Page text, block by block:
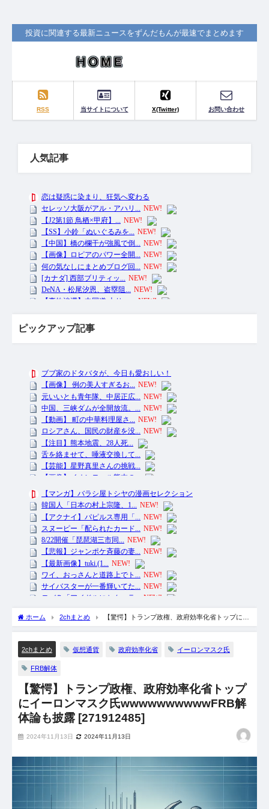
投資に関連する最新ニュースをずんだもんが最速でまとめます
RSS 当サイトについて X(Twitter) お問い合わせ
人気記事
ピックアップ記事
ホーム 2chまとめ
【驚愕】トランプ政権、政府効率化省トップにイ
2chまとめ 仮想通貨 政府効率化省 イーロンマスク氏
FRB解体
【驚愕】トランプ政権、政府効率化省トップ
にイーロンマスク氏wwwwwwwwwwFRB解
体論も披露 [271912485]
2024年11月13日 2024年11月13日